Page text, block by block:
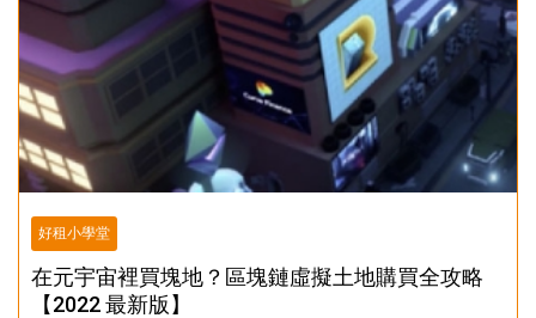
好租小學堂
在元宇宙裡買塊地？區塊鏈虛擬土地購買全攻略
【2022 最新版】